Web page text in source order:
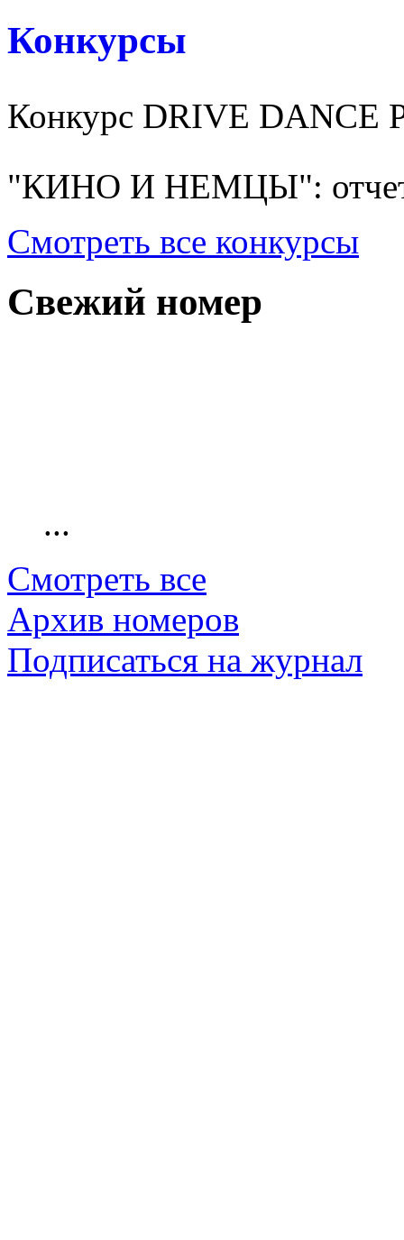
Конкурсы
Конкурс DRIVE DANCE
"КИНО И НЕМЦЫ": отчет
Смотреть все конкурсы
Свежий номер
...
Смотреть все
Архив номеров
Подписаться на журнал